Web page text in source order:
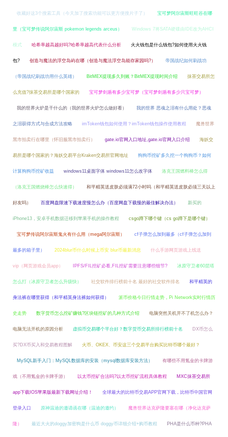
收藏好这3个搜索工具（今天加了搜索功能可以更方便搜片子了） 宝可梦阿尔宙斯旺旺谷在哪
里（宝可梦传说阿尔宙斯 pokemon legends arceus） Windows 7将SATA硬碟由IDE改为AHCI
模式 哈希率越高越好吗?哈希率越高代表什么分析 火火钱包是什么钱包?如何使用火火钱
包? 创造与魔法的浮空岛屿在哪（创造与魔法浮空岛能存家园吗?） 帝国战纪如何刷战功
（帝国战纪刷战功用什么英雄） BitMEX提现多久到账？BitMEX提现时间介绍 抹茶交易所怎
么充值?抹茶交易所是哪个国家的 宝可梦剑盾有多少宝可梦（宝可梦剑盾有多少只宝可梦）
我的世界火炉是干什么的（我的世界火炉怎么做好看） 我的世界 恶魂之泪有什么用处？恶魂
之泪获得方式与合成方法攻略 imToken钱包如何使用？imToken钱包操作使用教程 魔兽世界
黑市拍卖行在哪里（怀旧服黑市拍卖行） gate.io官网入口地址,gate.io官网入口介绍 海妖交
易所是哪个国家的？海妖交易平台Kraken交易所官网地址 狗狗币挖矿多久挖一个狗狗币？如何
计算狗狗币挖矿收益 windows11桌面字体 windows11怎么改字体 洛克王国燃料棒怎么得
（洛克王国燃烧棒怎么快速得） 和平精英送皮肤必须满72小时吗（和平精英送皮肤必须三天以上
好友吗） 百度网盘限速下载速度慢怎么办（百度网盘下载慢的最佳解决办法） 新买的
iPhone13，安卓手机数据迁移到苹果手机的操作教程 csgo蹲下哪个键（cs go蹲下是哪个键）
宝可梦传说阿尔宙斯鬼火有什么用（mega阿尔宙斯） cf子弹怎么加到最多（cf子弹怎么加到
最多的箱子里） 2024blur币什么时候上币安 blur币最新消息 什么手游网页游戏上线送
vip（网页游戏会员app） IPFS/FIL挖矿必看,FIL挖矿需要注意哪些细节? 冰原守卫者60层塔
怎么打（冰原守卫者怎么升级快） 社交软件排行榜前十名 最好的社交软件排名 和平精英的
身法裤在哪里获得（和平精英身法裤如何获得） 派币价格今日行情走势，Pi Network实时行情历
史走势 数字货币怎么挖矿赚钱?区块链挖矿的几种方式介绍 电脑突然关机开不了机怎么办？
电脑无法开机的原因分析 虚拟币交易哪个平台好？数字货币交易所排行榜前十名 DX币怎么
买?DX币买入和交易教程图解 火币、OKEX、币安这三个交易平台购买比特币哪个最好？
MySQL新手入门：MySQL数据库的安装（mysql数据库安装方法） 有哪些不用氪金的卡牌游
戏（不用氪金的卡牌手游） 以太币挖矿合法吗?以太币挖矿流程具体教程 MXC抹茶交易所
app下载IOS苹果版最新下载网址介绍！ 全球最大的比特币交易APP官网下载，比特币中国官网
登录入口 原神温迪的邀请函在哪（温迪的邀约） 魔兽世界达克萨隆要塞在哪（净化达克萨
隆） 最近大火的doggy加密狗是什么币 doggy币详细介绍+购币教程 PHA是什么币种?PHA